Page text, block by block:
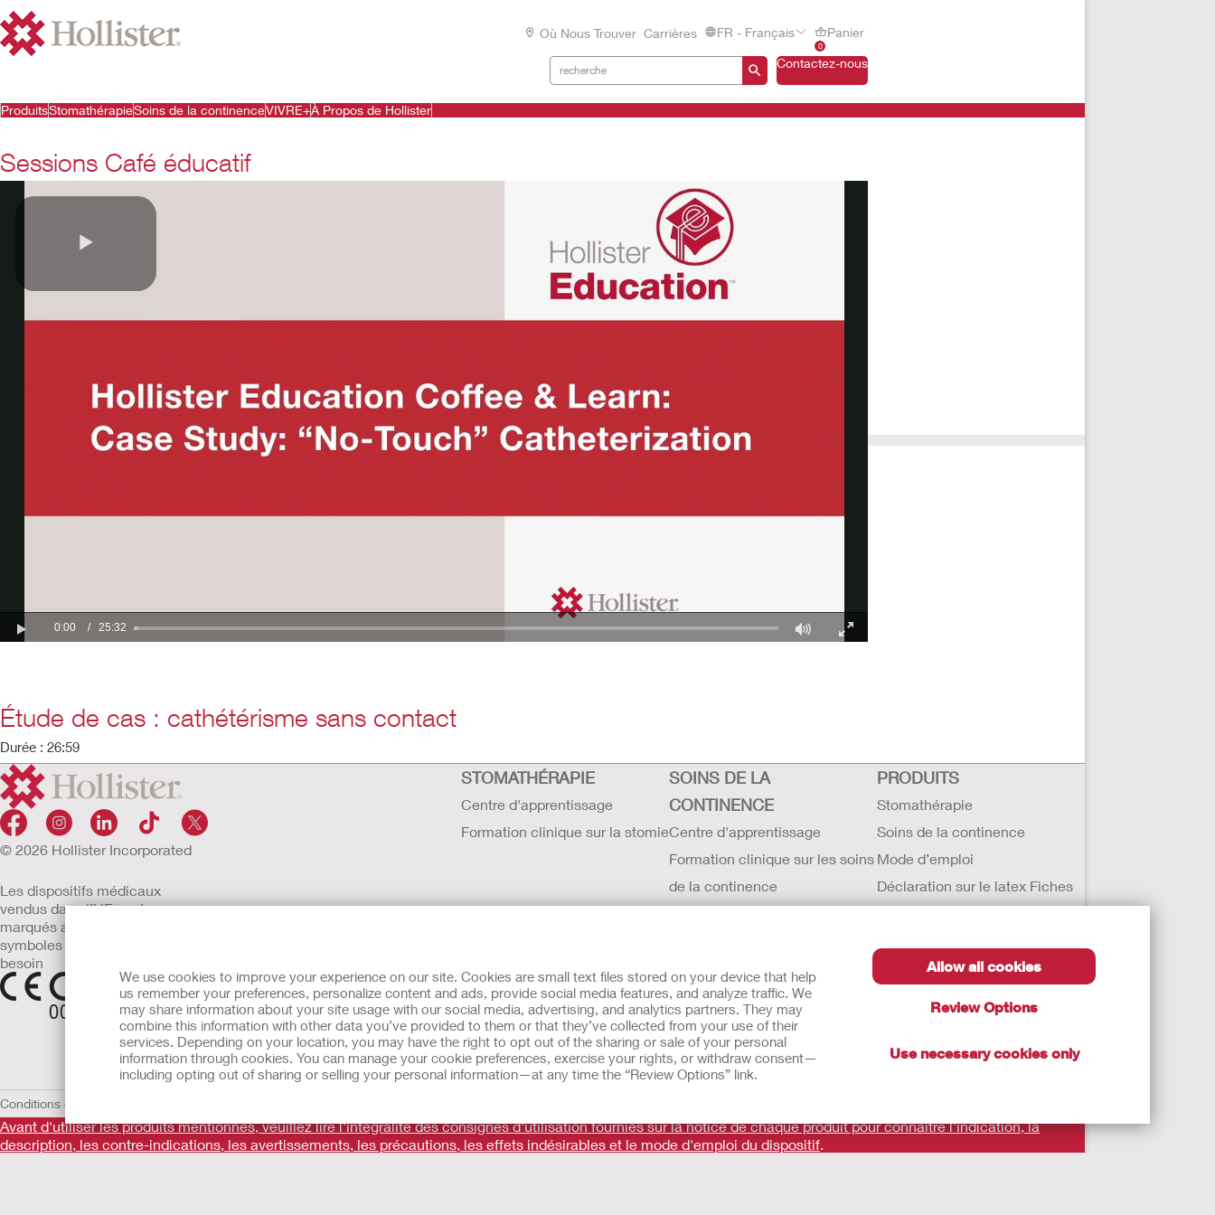
We use cookies to improve your experience on our site. Cookies are small text files stored on your device that help
us remember your preferences, personalize content and ads, provide social media features, and analyze traffic. We
may share information about your site usage with our social media, advertising, and analytics partners. They may
combine this information with other data you’ve provided to them or that they’ve collected from your use of their
services. Depending on your location, you may have the right to opt out of the sharing or sale of your personal
information through cookies. You can manage your cookie preferences, exercise your rights, or withdraw consent—
including opting out of sharing or selling your personal information—at any time the “Review Options” link.
Allow all cookies
Review Options
Use necessary cookies only
Où Nous Trouver Carrières FR - Français
0
Panier
Contactez-nous
ProduitsStomathérapieSoins de la continenceVIVRE+À Propos de Hollister
Sessions Café éducatif
Étude de cas : cathétérisme sans contact
Durée : 26:59
© 2026 Hollister Incorporated
Les dispositifs médicaux
vendus dans l’UE sont
marqués avec l’un des
symboles suivants selon le
besoin
STOMATHÉRAPIE
Centre d'apprentissage
Formation clinique sur la stomie
SOINS DE LA
CONTINENCE
Centre d'apprentissage
Formation clinique sur les soins
de la continence
PRODUITS
Stomathérapie
Soins de la continence
Mode d’emploi
Déclaration sur le latex Fiches
Contactez nous
Sites internationaux
Histoire de Hollister
Actualités et événements
Conditions d'utilisation
Avant d'utiliser les produits mentionnés, veuillez lire l'intégralité des consignes d'utilisation fournies sur la notice de chaque produit pour connaître l'indication, la
description, les contre-indications, les avertissements, les précautions, les effets indésirables et le mode d'emploi du dispositif